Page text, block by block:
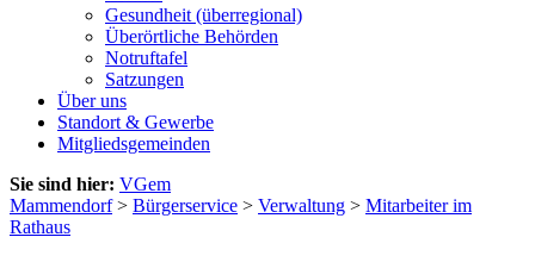
Gesundheit (überregional)
Überörtliche Behörden
Notruftafel
Satzungen
Über uns
Standort & Gewerbe
Mitgliedsgemeinden
Sie sind hier: VGem
Mammendorf> Bürgerservice > Verwaltung > Mitarbeiter im
Rathaus